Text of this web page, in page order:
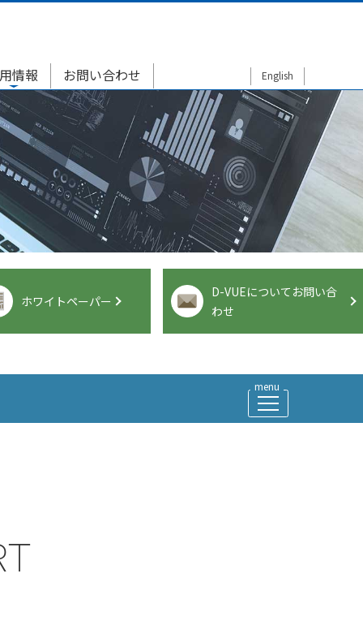
English
情報 お問い合わせ
ホワイトペーパー
D-VUEについてお問い合
わせ